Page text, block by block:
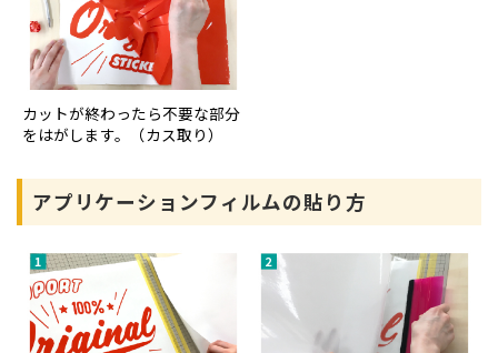
カットが終わったら不要な部分
をはがします。（カス取り）
アプリケーションフィルムの貼り方